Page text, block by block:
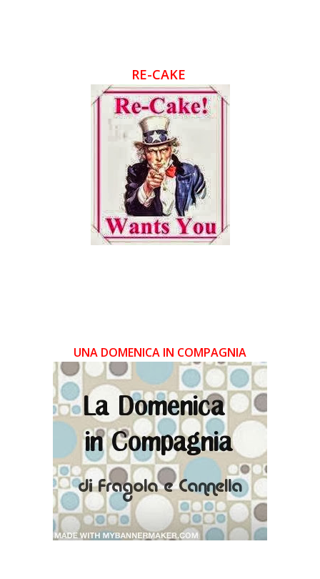
RE-CAKE
UNA DOMENICA IN COMPAGNIA